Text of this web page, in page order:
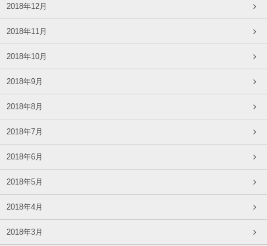
2018年12月
2018年11月
2018年10月
2018年9月
2018年8月
2018年7月
2018年6月
2018年5月
2018年4月
2018年3月